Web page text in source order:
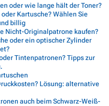
oder wie lange hält der Toner?
Kartusche? Wählen Sie
billig
Nicht-Originalpatrone kaufen?
oder ein optischer Zylinder
Tintenpatronen? Tipps zur
Lösung: alternative
auch beim Schwarz-Weiß-